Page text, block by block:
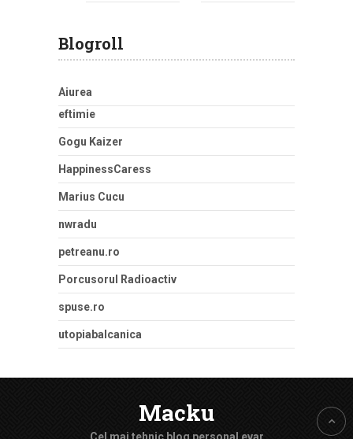
Blogroll
Aiurea
eftimie
Gogu Kaizer
HappinessCaress
Marius Cucu
nwradu
petreanu.ro
Porcusorul Radioactiv
spuse.ro
utopiabalcanica
Macku